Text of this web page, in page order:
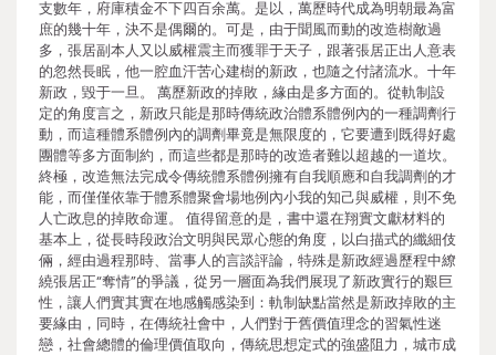
支數年，府庫積金不下四百余萬。是以，萬歷時代成為明朝最為富
庶的幾十年，決不是偶爾的。可是，由于聞風而動的改造樹敵過
多，張居副本人又以威權震主而獲罪于天子，跟著張居正出人意表
的忽然長眠，他一腔血汗苦心建樹的新政，也隨之付諸流水。十年
新政，毀于一旦。 萬歷新政的掉敗，緣由是多方面的。從軌制設
定的角度言之，新政只能是那時傳統政治體系體例內的一種調劑行
動，而這種體系體例內的調劑畢竟是無限度的，它要遭到既得好處
團體等多方面制約，而這些都是那時的改造者難以超越的一道坎。
終極，改造無法完成令傳統體系體例擁有自我順應和自我調劑的才
能，而僅僅依靠于體系體聚會場地例內小我的知己與威權，則不免
人亡政息的掉敗命運。 值得留意的是，書中還在翔實文獻材料的
基本上，從長時段政治文明與民眾心態的角度，以白描式的纖細伎
倆，經由過程那時、當事人的言談評論，特殊是新政經過歷程中繚
繞張居正“奪情”的爭議，從另一層面為我們展現了新政實行的艱巨
性，讓人們實其實在地感觸感染到：軌制缺點當然是新政掉敗的主
要緣由，同時，在傳統社會中，人們對于舊價值理念的習氣性迷
戀，社會總體的倫理價值取向，傳統思想定式的強盛阻力，城市成